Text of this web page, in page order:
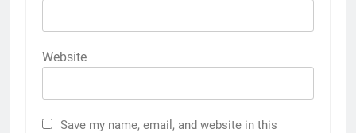
Website
Save my name, email, and website in this